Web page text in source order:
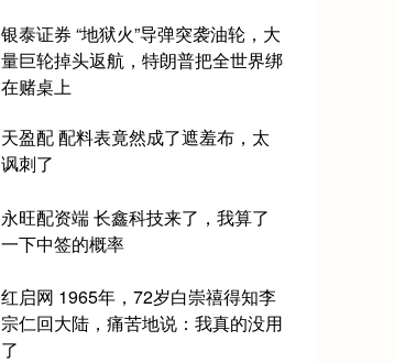
银泰证券 “地狱火”导弹突袭油轮，大
量巨轮掉头返航，特朗普把全世界绑
在赌桌上
天盈配 配料表竟然成了遮羞布，太
讽刺了
永旺配资端 长鑫科技来了，我算了
一下中签的概率
红启网 1965年，72岁白崇禧得知李
宗仁回大陆，痛苦地说：我真的没用
了